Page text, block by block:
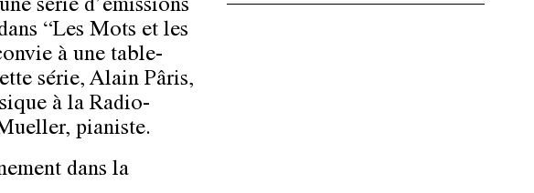
série d’émissions
“Les Mots et les
à une table-
série, Alain Pâris,
à la Radio-
pianiste.
dans la